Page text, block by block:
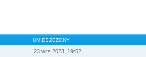
UMIESZCZONY
23 wrz 2023, 19:52